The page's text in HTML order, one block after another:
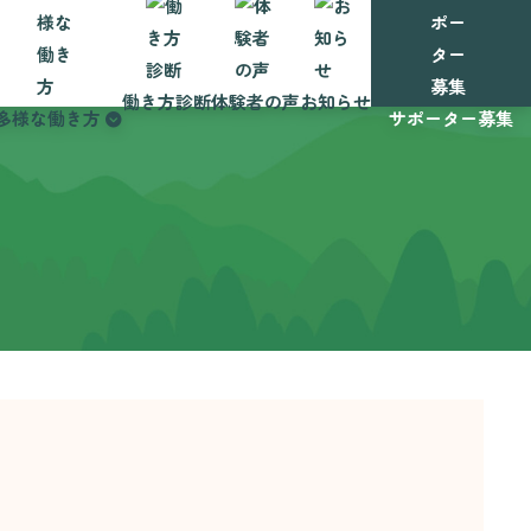
様な働き方
働き方診断体験者の声お知らせ
サポーター募集